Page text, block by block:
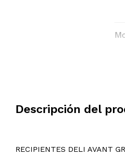
Descripción del
RECIPIENTES DELI AVANT